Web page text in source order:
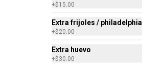
$125.00
+$15.00
Extra frijoles / philadelphia
+$20.00
Extra huevo
+$30.00